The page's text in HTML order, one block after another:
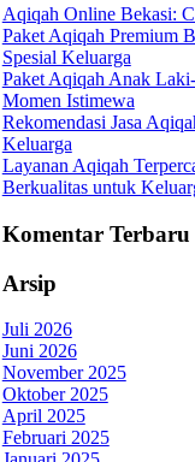
Aqiqah Online Bekasi:
Paket Aqiqah Premium
Spesial Keluarga
Paket Aqiqah Anak
Momen Istimewa
Rekomendasi Jasa
Keluarga
Layanan Aqiqah
Berkualitas untuk
Komentar Terbaru
Arsip
Juli 2026
Juni 2026
November 2025
Oktober 2025
April 2025
Februari 2025